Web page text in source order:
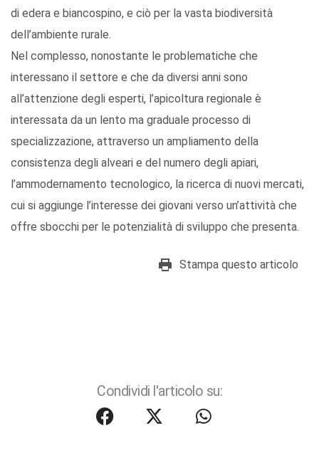
di edera e biancospino, e ciò per la vasta biodiversità
dell’ambiente rurale.
Nel complesso, nonostante le problematiche che
interessano il settore e che da diversi anni sono
all’attenzione degli esperti, l’apicoltura regionale è
interessata da un lento ma graduale processo di
specializzazione, attraverso un ampliamento della
consistenza degli alveari e del numero degli apiari,
l’ammodernamento tecnologico, la ricerca di nuovi mercati,
cui si aggiunge l’interesse dei giovani verso un’attività che
offre sbocchi per le potenzialità di sviluppo che presenta.
Stampa questo articolo
Condividi l'articolo su: